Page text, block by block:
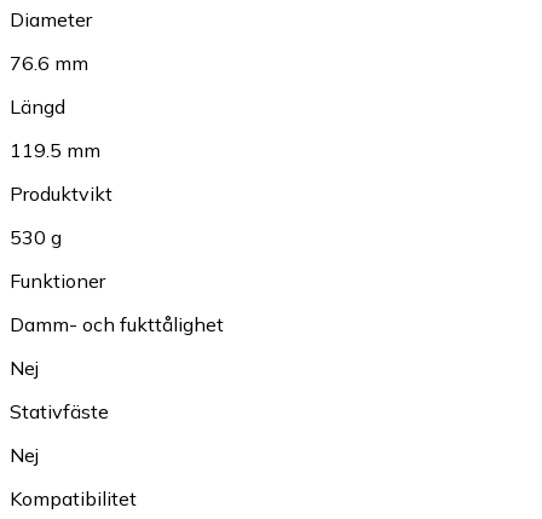
Diameter
76.6 mm
Längd
119.5 mm
Produktvikt
530 g
Funktioner
Damm- och fukttålighet
Nej
Stativfäste
Nej
Kompatibilitet